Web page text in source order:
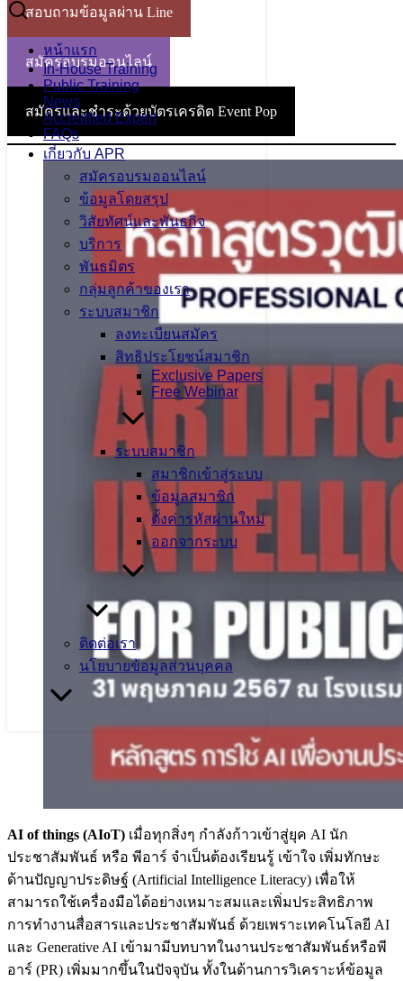
หน้าแรก
In-House Training
Public Training
News
Accredited Expert
FAQs
เกี่ยวกับ APR
สมัครอบรมออนไลน์
ข้อมูลโดยสรุป
วิสัยทัศน์และพันธกิจ
บริการ
พันธมิตร
กลุ่มลูกค้าของเรา
ระบบสมาชิก
ลงทะเบียนสมัคร
สิทธิประโยชน์สมาชิก
Exclusive Papers
Free Webinar
ระบบสมาชิก
สมาชิกเข้าสู่ระบบ
ข้อมูลสมาชิก
ตั้งค่ารหัสผ่านใหม่
ออกจากระบบ
ติดต่อเรา
นโยบายข้อมูลส่วนบุคคล
สอบถามข้อมูลผ่าน Line
สมัครอบรมออนไลน์
สมัครและชำระด้วยบัตรเครดิต Event Pop
AI of things (AIoT) เมื่อทุกสิ่งๆ กำลังก้าวเข้าสู่ยุค AI นัก
ประชาสัมพันธ์ หรือ พีอาร์ จำเป็นต้องเรียนรู้ เข้าใจ เพิ่มทักษะ
ด้านปัญญาประดิษฐ์ (Artificial Intelligence Literacy) เพื่อให้
สามารถใช้เครื่องมือได้อย่างเหมาะสมและเพิ่มประสิทธิภาพ
การทำงานสื่อสารและประชาสัมพันธ์ ด้วยเพราะเทคโนโลยี AI
และ Generative AI เข้ามามีบทบาทในงานประชาสัมพันธ์หรือพี
อาร์ (PR) เพิ่มมากขึ้นในปัจจุบัน ทั้งในด้านการวิเคราะห์ข้อมูล